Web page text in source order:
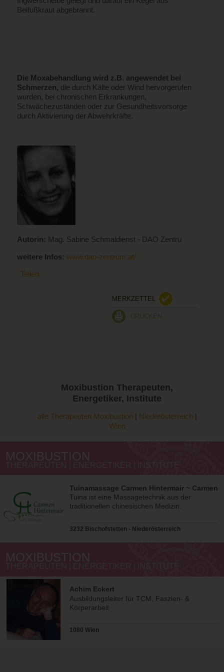
Beifußkraut abgebrannt.
Die Moxabehandlung wird z.B. angewendet bei
Schmerzen, die durch Kälte oder Wind hervorgerufen
wurden, bei chronischen Erkrankungen,
Schwächezuständen oder zur Gesundheitsvorsorge
durch Aktivierung der Abwehrkräfte.
Autorin: Mag. Sabine Schmaldienst - DAO Zentru
weitere Infos: www.dao-zentrum.at/
Teilen
MERKZETTEL
DRUCKEN
Moxibustion Therapeuten,
Energetiker, Institute
alle Therapeuten Moxibustion Niederösterreich
Wien
MOXIBUSTION
Tuinamassage Carmen Hintermair ~ Carmen
Hintermair
Tuina ist eine Massagetechnik aus der
traditionellen chinesischen Medizin.
3232 Bischofstetten - Niederösterreich
MOXIBUSTION
Achim Eckert
Ausbildungsleiter für TCM, Faszien- &
Körperarbeit
1080 Wien